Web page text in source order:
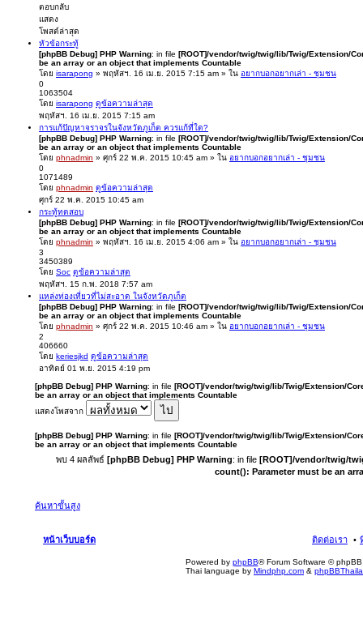
ตอบกลับ
แสดง
โพสต์ล่าสุด
หัวข้อกระทู้
[phpBB Debug] PHP Warning: in file [ROOT]/vendor/twig/twig/lib/Twig/Extension/
be an array or an object that implements Countable
โดย isarapong » พฤหัสฯ. 16 เม.ย. 2015 7:15 am » ใน อยากบอกอยากเล่า - ชุมชน
0
1063504
โดย isarapong ดูข้อความล่าสุด
พฤหัสฯ. 16 เม.ย. 2015 7:15 am
การแก้ปัญหาจราจรในจังหวัดภูเก็ต ควรแก้ที่ใด?
[phpBB Debug] PHP Warning: in file [ROOT]/vendor/twig/twig/lib/Twig/Extension/
be an array or an object that implements Countable
โดย phnadmin » ศุกร์ 22 พ.ค. 2015 10:45 am » ใน อยากบอกอยากเล่า - ชุมชน
0
1071489
โดย phnadmin ดูข้อความล่าสุด
ศุกร์ 22 พ.ค. 2015 10:45 am
กระทู้ทดสอบ
[phpBB Debug] PHP Warning: in file [ROOT]/vendor/twig/twig/lib/Twig/Extension/
be an array or an object that implements Countable
โดย phnadmin » พฤหัสฯ. 16 เม.ย. 2015 4:06 am » ใน อยากบอกอยากเล่า - ชุมชน
3
3450389
โดย Soc ดูข้อความล่าสุด
พฤหัสฯ. 15 ก.พ. 2018 7:57 am
แหล่งท่องเที่ยวที่ไม่สะอาด ในจังหวัดภูเก็ต
[phpBB Debug] PHP Warning: in file [ROOT]/vendor/twig/twig/lib/Twig/Extension/
be an array or an object that implements Countable
โดย phnadmin » ศุกร์ 22 พ.ค. 2015 10:46 am » ใน อยากบอกอยากเล่า - ชุมชน
2
406660
โดย keriesjkd ดูข้อความล่าสุด
อาทิตย์ 01 พ.ย. 2015 4:19 pm
[phpBB Debug] PHP Warning: in file [ROOT]/vendor/twig/twig/lib/Twig/Extension/
be an array or an object that implements Countable
แสดงโพสจาก
[phpBB Debug] PHP Warning: in file [ROOT]/vendor/twig/twig/lib/Twig/Extension/
be an array or an object that implements Countable
พบ 4 ผลลัพธ์ [phpBB Debug] PHP Warning: in file [ROOT]/vendor/twig/
count(): Parameter must be an
ค้นหาขั้นสูง
หน้าเว็บบอร์ด ติดต่อเรา
Powered by phpBB® Forum Software © phpBB
Thai language by Mindphp.com &